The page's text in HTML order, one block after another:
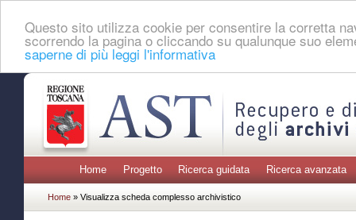
Questo sito utilizza cookie per consentire la corretta
scorrendo la pagina o cliccando su qualunque suo
saperne di più leggi l'informativa
Home Progetto Ricerca guidata Ricerca avanzata
Home » Visualizza scheda complesso archivistico